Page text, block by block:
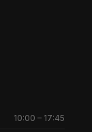
10:00 – 17:45